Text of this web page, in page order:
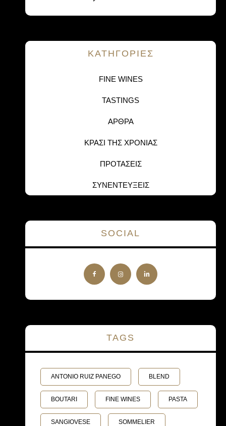
KΑΤΗΓΟΡΙΕΣ
FINE WINES
TASTINGS
ΑΡΘΡΑ
ΚΡΑΣΙ ΤΗΣ ΧΡΟΝΙΑΣ
ΠΡΟΤΑΣΕΙΣ
ΣΥΝΕΝΤΕΥΞΕΙΣ
SOCIAL
TAGS
ANTONIO RUIZ PANEGO BLEND
BOUTARI FINE WINES PASTA
SANGIOVESE SOMMELIER